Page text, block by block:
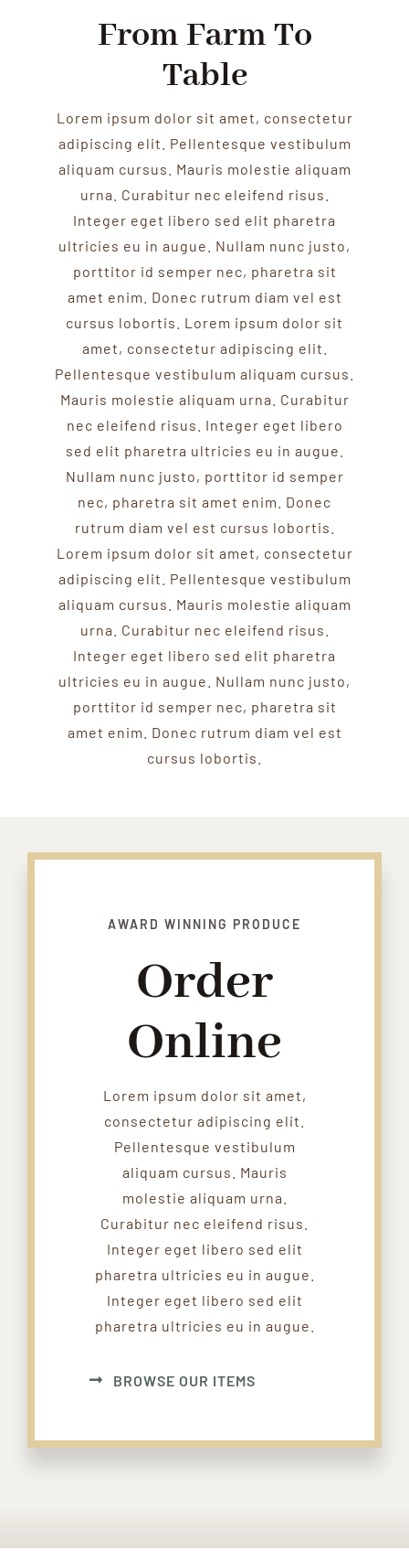
From Farm To
Table
Lorem ipsum dolor sit amet, consectetur
adipiscing elit. Pellentesque vestibulum
aliquam cursus. Mauris molestie aliquam
urna. Curabitur nec eleifend risus.
Integer eget libero sed elit pharetra
ultricies eu in augue. Nullam nunc justo,
porttitor id semper nec, pharetra sit
amet enim. Donec rutrum diam vel est
cursus lobortis. Lorem ipsum dolor sit
amet, consectetur adipiscing elit.
Pellentesque vestibulum aliquam cursus.
Mauris molestie aliquam urna. Curabitur
nec eleifend risus. Integer eget libero
sed elit pharetra ultricies eu in augue.
Nullam nunc justo, porttitor id semper
nec, pharetra sit amet enim. Donec
rutrum diam vel est cursus lobortis.
Lorem ipsum dolor sit amet, consectetur
adipiscing elit. Pellentesque vestibulum
aliquam cursus. Mauris molestie aliquam
urna. Curabitur nec eleifend risus.
Integer eget libero sed elit pharetra
ultricies eu in augue. Nullam nunc justo,
porttitor id semper nec, pharetra sit
amet enim. Donec rutrum diam vel est
cursus lobortis.
AWARD WINNING PRODUCE
Order
Online
Lorem ipsum dolor sit amet,
consectetur adipiscing elit.
Pellentesque vestibulum
aliquam cursus. Mauris
molestie aliquam urna.
Curabitur nec eleifend risus.
Integer eget libero sed elit
pharetra ultricies eu in augue.
Integer eget libero sed elit
pharetra ultricies eu in augue.
BROWSE OUR ITEMS